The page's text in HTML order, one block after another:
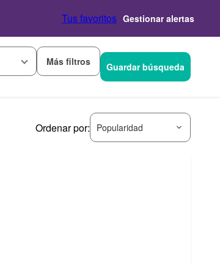
Tus favoritos Gestionar alertas
Más filtros Guardar búsqueda
Ordenar por: Popularidad